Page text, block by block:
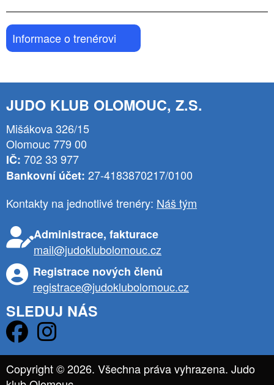
Informace o trenérovi
JUDO KLUB OLOMOUC, Z.S.
Mišákova 326/15
Olomouc 779 00
IČ: 702 33 977
Bankovní účet: 27-4183870217/0100
Kontakty na jednotlivé trenéry: Náš tým
Administrace, fakturace
mail@judoklubolomouc.cz
Registrace nových členů
registrace@judoklubolomouc.cz
SLEDUJ NÁS
Copyright © 2026. Všechna práva vyhrazena. Judo